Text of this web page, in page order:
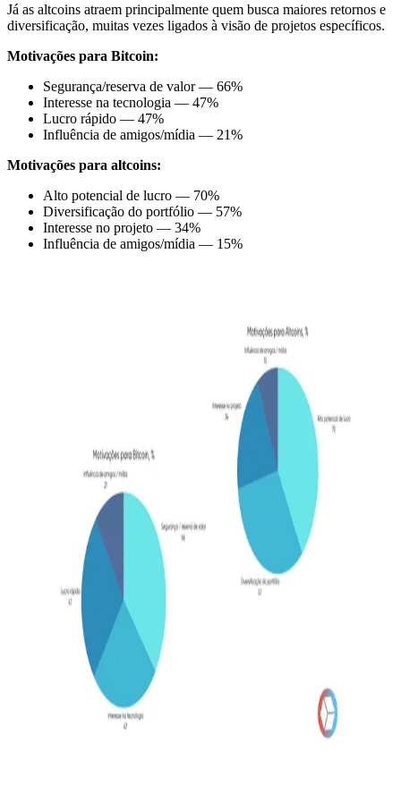
Já as altcoins atraem principalmente quem busca maiores retornos e
diversificação, muitas vezes ligados à visão de projetos específicos.
Motivações para Bitcoin:
Segurança/reserva de valor — 66%
Interesse na tecnologia — 47%
Lucro rápido — 47%
Influência de amigos/mídia — 21%
Motivações para altcoins:
Alto potencial de lucro — 70%
Diversificação do portfólio — 57%
Interesse no projeto — 34%
Influência de amigos/mídia — 15%